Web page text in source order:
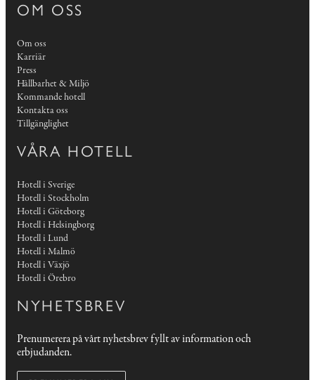
OM OSS
Om oss
Karriär
Press
Hållbarhet & Miljö
Kommande hotell
Kontakta oss
Tillgänglighet
VÅRA HOTELL
Hotell i Sverige
Hotell i Stockholm
Hotell i Göteborg
Hotell i Helsingborg
Hotell i Lund
Hotell i Malmö
Hotell i Växjö
Hotell i Örebro
NYHETSBREV
Prenumerera på vårt nyhetsbrev fyllt av information och
erbjudanden.